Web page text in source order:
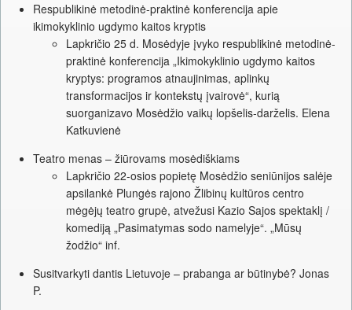
Respublikinė metodinė-praktinė konferencija apie
ikimokyklinio ugdymo kaitos kryptis
Lapkričio 25 d. Mosėdyje įvyko respublikinė metodinė-
praktinė konferencija „Ikimokyklinio ugdymo kaitos
kryptys: programos atnaujinimas, aplinkų
transformacijos ir kontekstų įvairovė“, kurią
suorganizavo Mosėdžio vaikų lopšelis-darželis. Elena
Katkuvienė
Teatro menas – žiūrovams mosėdiškiams
Lapkričio 22-osios popietę Mosėdžio seniūnijos salėje
apsilankė Plungės rajono Žlibinų kultūros centro
mėgėjų teatro grupė, atvežusi Kazio Sajos spektaklį /
komediją „Pasimatymas sodo namelyje“. „Mūsų
žodžio“ inf.
Susitvarkyti dantis Lietuvoje – prabanga ar būtinybė? Jonas
P.